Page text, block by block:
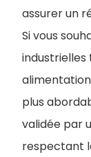
assurer un
Si vous
plus
validée par
respectant